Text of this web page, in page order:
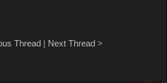
Thread| Next Thread>